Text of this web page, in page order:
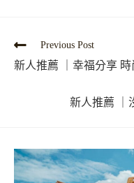
Previous Post
新人推薦 ｜幸福分享
新人推薦 ｜